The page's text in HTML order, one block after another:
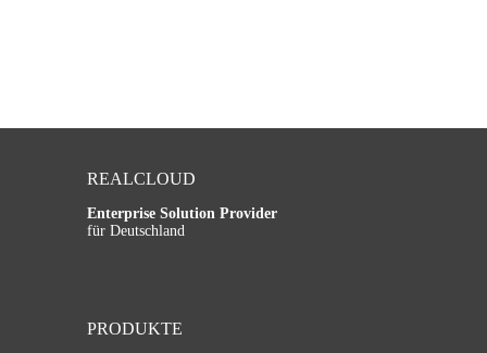
REALCLOUD
Enterprise Solution Provider
für Deutschland
PRODUKTE